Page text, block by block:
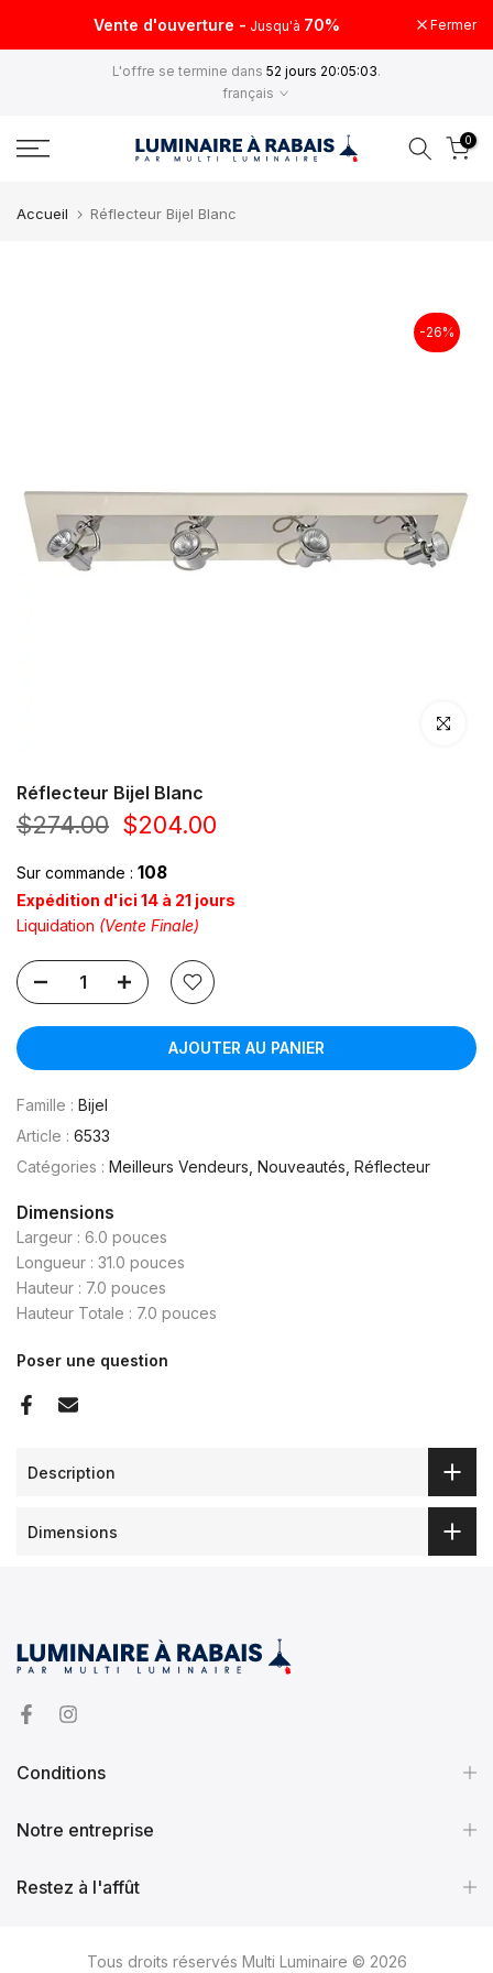
au
Vente d'ouverture - Jusqu'à 70% Fermer
L'offre se termine dans 52 jours 20:05:03.
français
0
Accueil Réflecteur Bijel Blanc
-26%
Cliquez
Réflecteur Bijel Blanc
$274.00 $204.00
Sur commande : 108
Expédition d'ici 14 à 21 jours
Liquidation (Vente Finale)
AJOUTER AU PANIER
Famille : Bijel
Article : 6533
Catégories : Meilleurs Vendeurs Nouveautés Réflecteur
Dimensions
Largeur : 6.0 pouces
Longueur : 31.0 pouces
Hauteur : 7.0 pouces
Hauteur Totale : 7.0 pouces
Poser une question
Description
Dimensions
Conditions
Notre entreprise
Restez à l'affût
Tous droits réservés Multi Luminaire © 2026